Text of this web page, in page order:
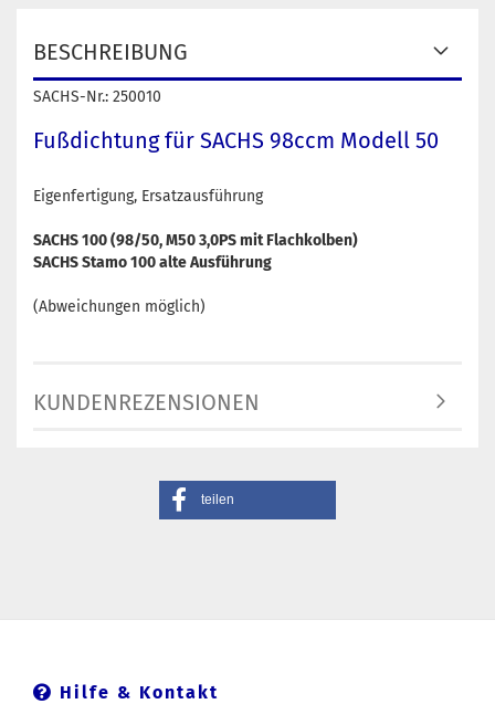
BESCHREIBUNG
SACHS-Nr.: 250010
Fußdichtung für SACHS 98ccm Modell 50
Eigenfertigung, Ersatzausführung
SACHS 100 (98/50, M50 3,0PS mit Flachkolben)
SACHS Stamo 100 alte Ausführung
(Abweichungen möglich)
KUNDENREZENSIONEN
teilen
Hilfe & Kontakt